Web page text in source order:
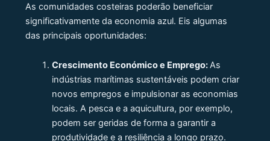
As comunidades costeiras poderão beneficiar
significativamente da economia azul. Eis algumas
das principais oportunidades:
Crescimento Económico e Emprego:As
indústrias marítimas sustentáveis ​​​​podem criar
novos empregos e impulsionar as economias
locais. A pesca e a aquicultura, por exemplo,
podem ser geridas de forma a garantir a
produtividade e a resiliência a longo prazo.